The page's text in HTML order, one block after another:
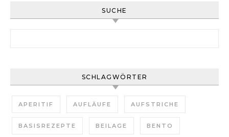
SUCHE
SCHLAGWÖRTER
APERITIF AUFLÄUFE AUFSTRICHE
BASISREZEPTE BEILAGE BENTO